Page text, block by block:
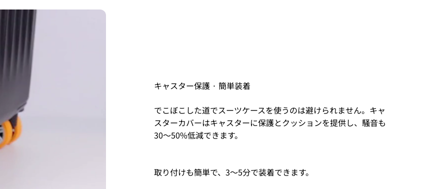
キャスター保護 · 簡単装着
でこぼこした道でスーツケースを使うのは避けられません。キャ
スターカバーはキャスターに保護とクッションを提供し、騒音も
30～50%低減できます。
取り付けも簡単で、3～5分で装着できます。